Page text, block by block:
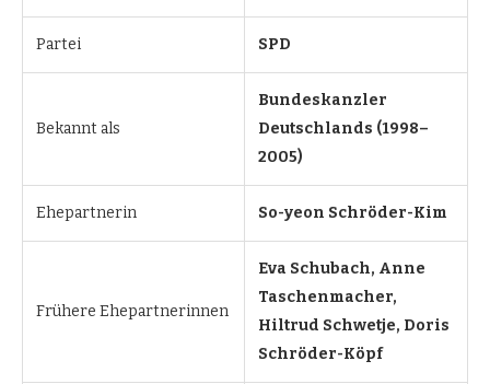
Partei SPD
Bekannt als
Bundeskanzler
Deutschlands (1998–
2005)
Ehepartnerin So-yeon Schröder-Kim
Frühere Ehepartnerinnen
Eva Schubach, Anne
Taschenmacher,
Hiltrud Schwetje, Doris
Schröder-Köpf